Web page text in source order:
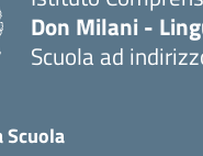
Don Milani -
Scuola ad
Scuola